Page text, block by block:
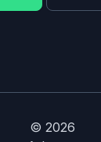
© 2026